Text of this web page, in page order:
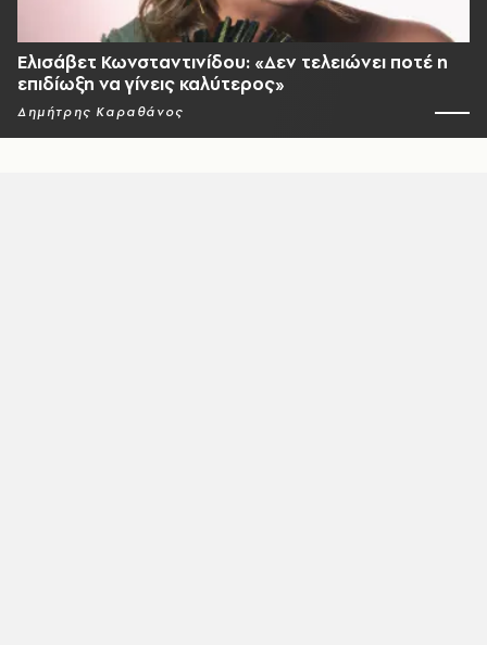
Ελισάβετ Κωνσταντινίδου: «Δεν τελειώνει ποτέ η
επιδίωξη να γίνεις καλύτερος»
Δημήτρης Καραθάνος